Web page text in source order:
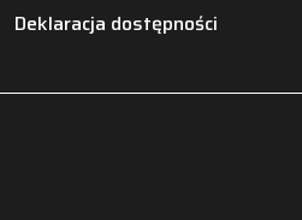
Deklaracja dostępności